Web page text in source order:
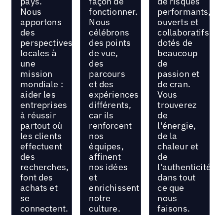
Nous
apportons
des
perspectives
locales à
une
mission
mondiale :
aider les
entreprises
à réussir
partout où
les clients
effectuent
des
recherches,
font des
achats et
se
connectent.
fonctionner.
Nous
célébrons
des points
de vue,
des
parcours
et des
expériences
différents,
car ils
renforcent
nos
équipes,
affinent
nos idées
et
enrichissent
notre
culture.
performants,
ouverts et
collaboratifs,
dotés de
beaucoup
de
passion et
de cran.
Vous
trouverez
de
l'énergie,
de la
chaleur et
de
l'authenticité
dans tout
ce que
nous
faisons.